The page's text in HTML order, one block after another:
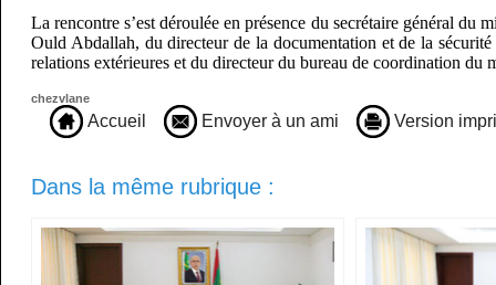
La rencontre s’est déroulée en présence du secrétaire général du
Ould Abdallah, du directeur de la documentation et de la
relations extérieures et du directeur du bureau de coordination du
chezvlane
Accueil Envoyer à un ami Version
Dans la même rubrique :